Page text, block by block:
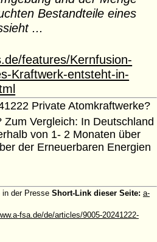
Bestandteile eines
...
features/Kernfusion-
Kraftwerk-entsteht-in-
Private Atomkraftwerke?
Vergleich: In Deutschland
von 1- 2 Monaten über
der Erneuerbaren Energien
in der Presse Short-Link dieser Seite: a-
fsa.de/de/articles/9005-20241222-